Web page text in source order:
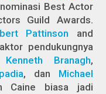
Best Actor
Guild Awards.
Pattinson and
pendukungnya
Kenneth Branagh,
, dan Michael
Caine biasa jadi